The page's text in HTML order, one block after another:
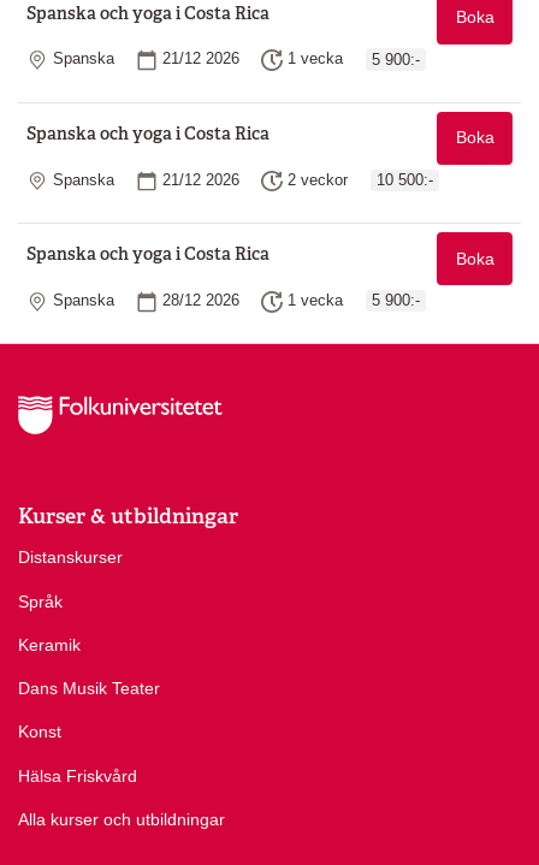
Spanska och yoga i Costa Rica Boka
Plats
Spanska Startdatum
21/12 2026 Längd
1 vecka 5 900:-
Spanska och yoga i Costa Rica Boka
Plats
Spanska Startdatum
21/12 2026 Längd
2 veckor 10 500:-
Spanska och yoga i Costa Rica Boka
Plats
Spanska Startdatum
28/12 2026 Längd
1 vecka 5 900:-
Kurser & utbildningar
Distanskurser
Språk
Keramik
Dans Musik Teater
Konst
Hälsa Friskvård
Alla kurser och utbildningar